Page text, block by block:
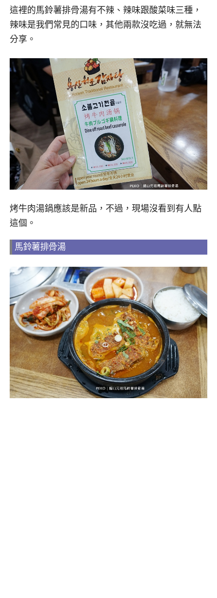
這裡的馬鈴薯排骨湯有不辣、辣味跟酸菜味三種，
辣味是我們常見的口味，其他兩款沒吃過，就無法
分享。
烤牛肉湯鍋應該是新品，不過，現場沒看到有人點
這個。
馬鈴薯排骨湯